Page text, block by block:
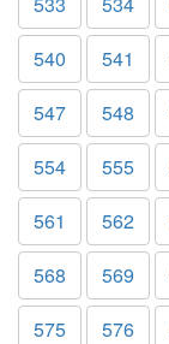
540
541
547
548
554
555
561
562
568
569
575
576